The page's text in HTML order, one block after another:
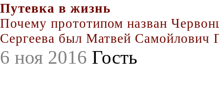
Путевка в жизнь
Почему прототипом назван
Сергеева был Матвей Самойлович
6 ноя 2016 Гость